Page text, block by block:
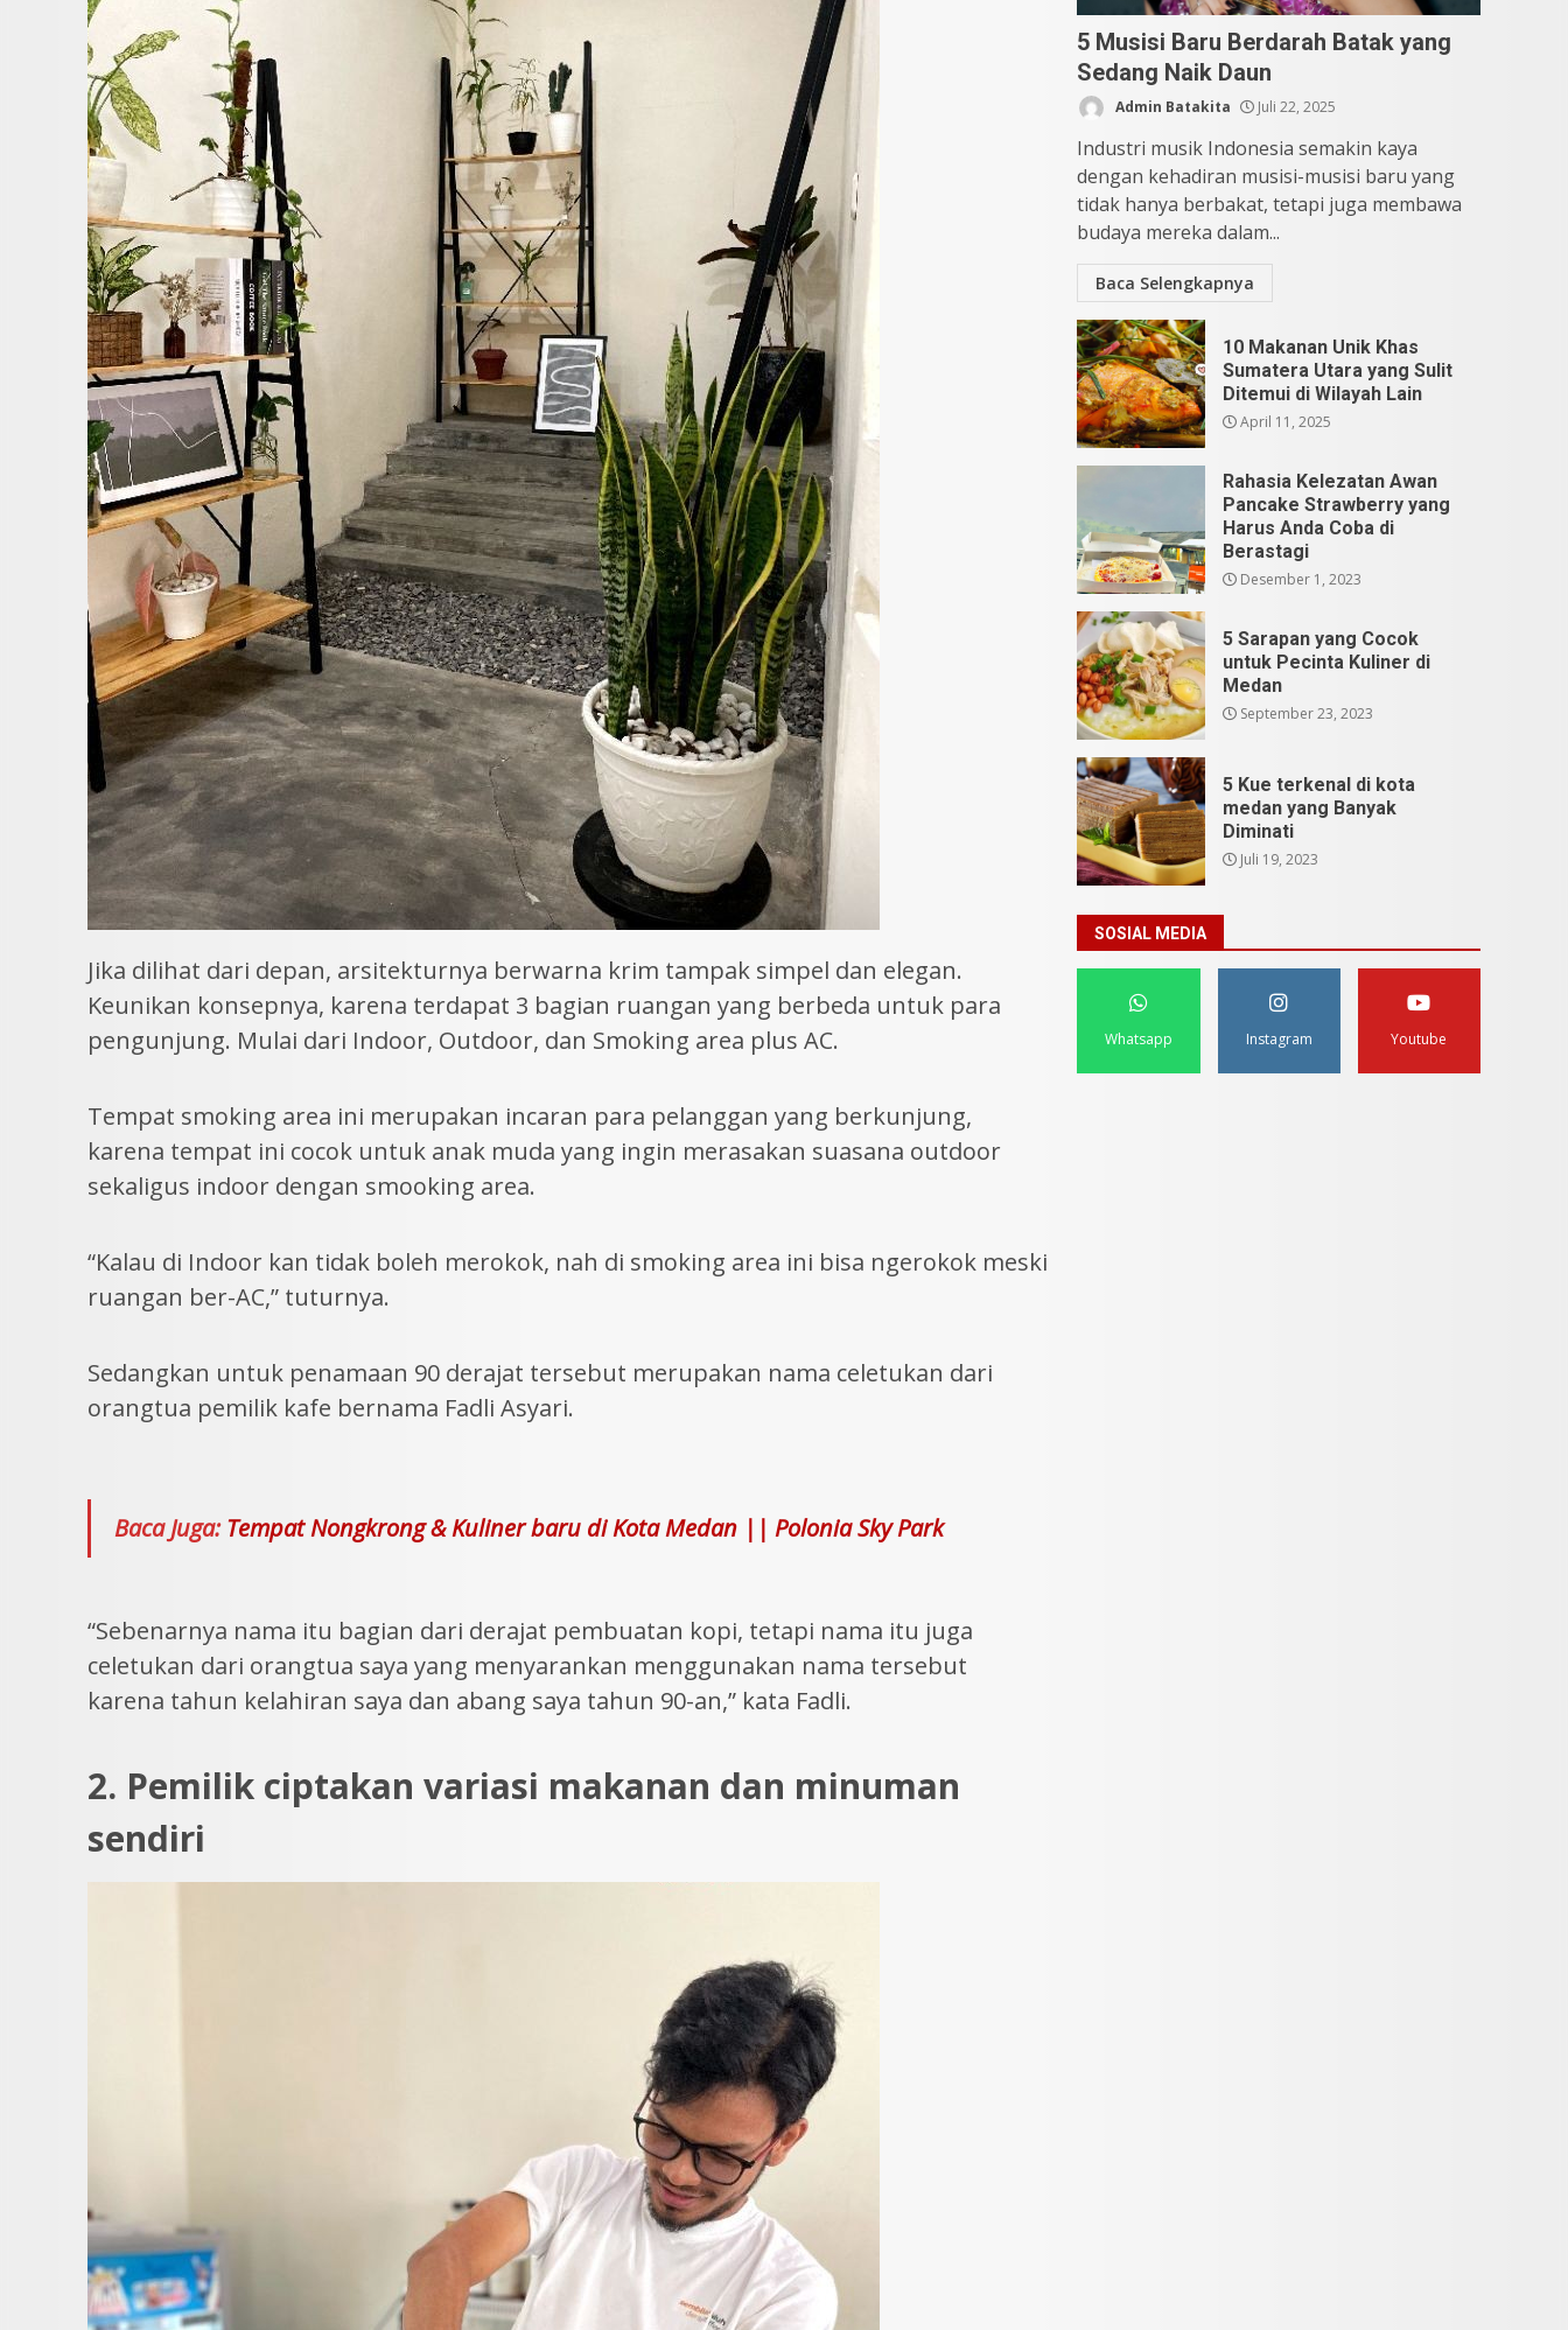
Jika dilihat dari depan, arsitekturnya berwarna krim tampak simpel dan elegan.
Keunikan konsepnya, karena terdapat 3 bagian ruangan yang berbeda untuk para
pengunjung. Mulai dari Indoor, Outdoor, dan Smoking area plus AC.
Tempat smoking area ini merupakan incaran para pelanggan yang berkunjung,
karena tempat ini cocok untuk anak muda yang ingin merasakan suasana outdoor
sekaligus indoor dengan smooking area.
“Kalau di Indoor kan tidak boleh merokok, nah di smoking area ini bisa ngerokok meski
ruangan ber-AC,” tuturnya.
Sedangkan untuk penamaan 90 derajat tersebut merupakan nama celetukan dari
orangtua pemilik kafe bernama Fadli Asyari.
Baca Juga:Tempat Nongkrong & Kuliner baru di Kota Medan || Polonia Sky Park
“Sebenarnya nama itu bagian dari derajat pembuatan kopi, tetapi nama itu juga
celetukan dari orangtua saya yang menyarankan menggunakan nama tersebut
karena tahun kelahiran saya dan abang saya tahun 90-an,” kata Fadli.
2. Pemilik ciptakan variasi makanan dan minuman
sendiri
5 Musisi Baru Berdarah Batak yang
Sedang Naik Daun
Admin Batakita Juli 22, 2025
Industri musik Indonesia semakin kaya
dengan kehadiran musisi-musisi baru yang
tidak hanya berbakat, tetapi juga membawa
budaya mereka dalam...
Baca Selengkapnya
10 Makanan Unik Khas
Sumatera Utara yang Sulit
Ditemui di Wilayah Lain
April 11, 2025
Rahasia Kelezatan Awan
Pancake Strawberry yang
Harus Anda Coba di
Berastagi
Desember 1, 2023
5 Sarapan yang Cocok
untuk Pecinta Kuliner di
Medan
September 23, 2023
5 Kue terkenal di kota
medan yang Banyak
Diminati
Juli 19, 2023
SOSIAL MEDIA
Whatsapp Instagram Youtube